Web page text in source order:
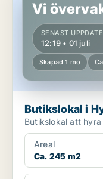
Vi
SENAST
12:19 • 01 juli
Skapad 1 mo
Butikslokal i
Butikslokal att hyra
Areal
Ca. 245 m2